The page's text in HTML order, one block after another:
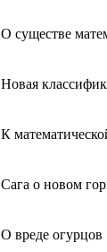
О существе
Новая
К
Сага о новом
О вреде огурцов